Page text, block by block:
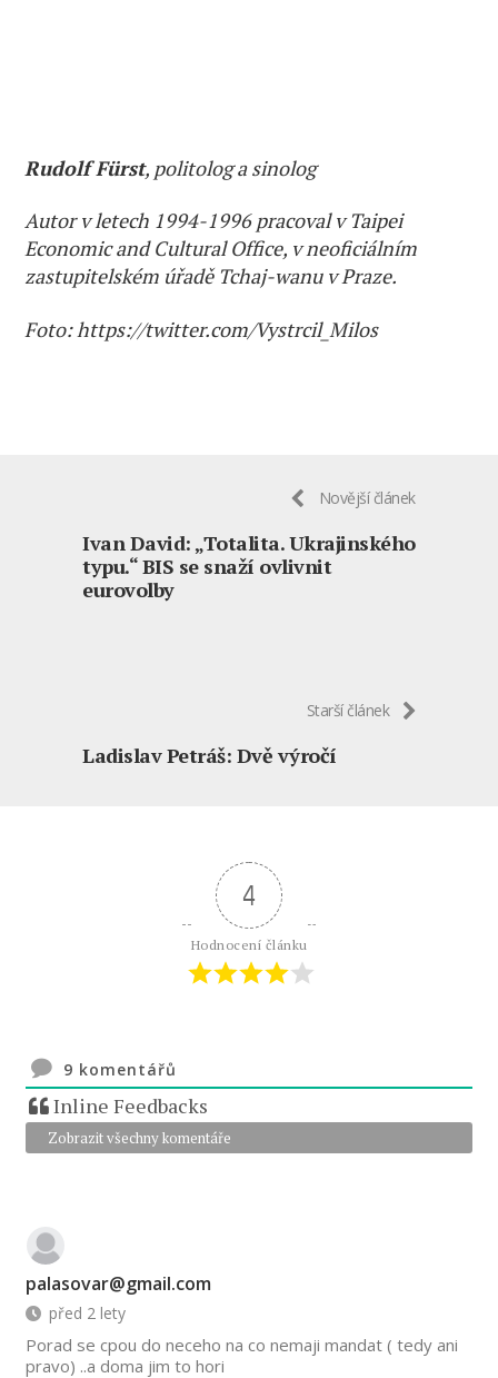
Rudolf Fürst, politolog a sinolog
Autor v letech 1994-1996 pracoval v Taipei
Economic and Cultural Office, v neoficiálním
zastupitelském úřadě Tchaj-wanu v Praze.
Foto: https://twitter.com/Vystrcil_Milos
Novější článek
Ivan David: „Totalita. Ukrajinského
typu.“ BIS se snaží ovlivnit
eurovolby
Starší článek
Ladislav Petráš: Dvě výročí
4
Hodnocení článku
9 komentářů
Inline Feedbacks
Zobrazit všechny komentáře
palasovar@gmail.com
před 2 lety
Porad se cpou do neceho na co nemaji mandat ( tedy ani
pravo) ..a doma jim to hori